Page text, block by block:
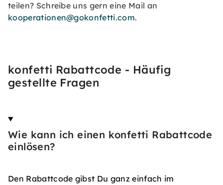
teilen? Schreibe uns gern eine Mail an
kooperationen@gokonfetti.com.
konfetti Rabattcode - Häufig
gestellte Fragen
Wie kann ich einen konfetti Rabattcode
einlösen?
Den Rabattcode gibst Du ganz einfach im